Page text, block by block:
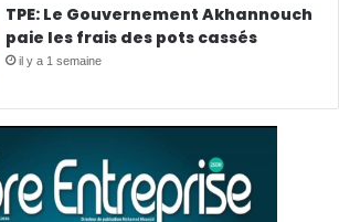
TPE: Le Gouvernement Akhannouch
paie les frais des pots cassés
il y a 1 semaine